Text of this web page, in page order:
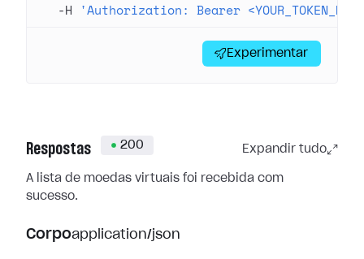
  -H
'Authorization: Bearer
Experimentar
Respostas 200 Expandir tudo
A lista de moedas virtuais foi recebida com
sucesso.
Corpoapplication/json